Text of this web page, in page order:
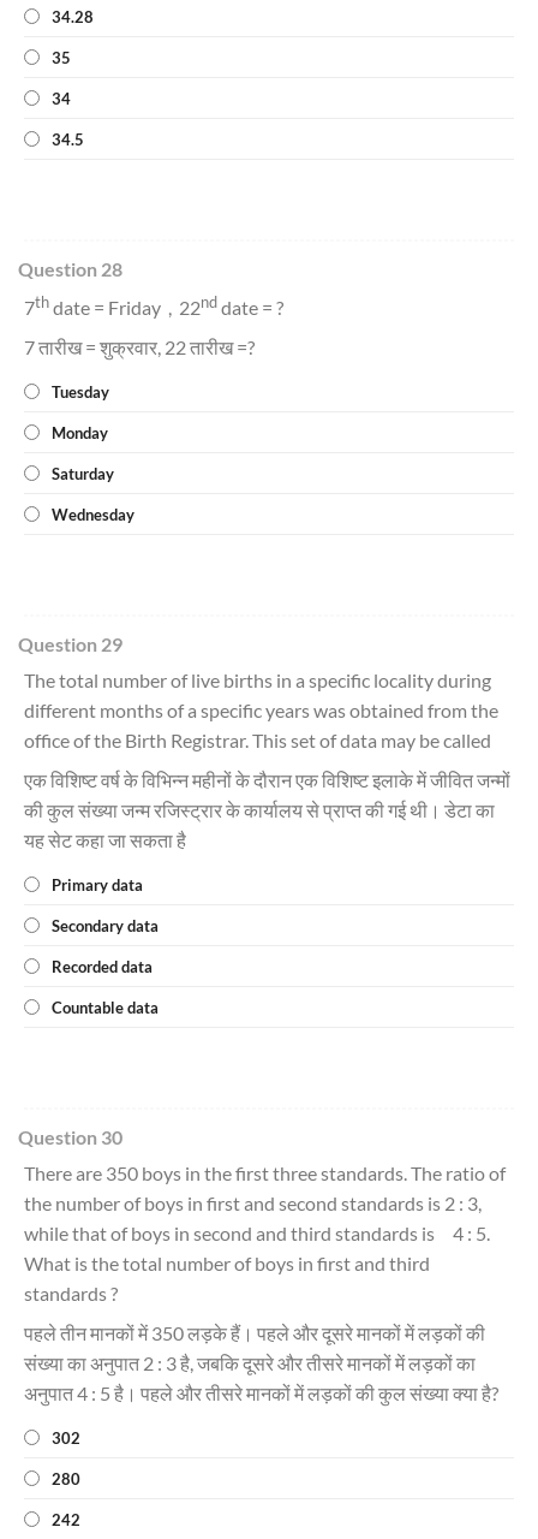
34.28
35
34
34.5
Question 28
7thdate = Friday , 22nddate = ?
7 तारीख = शुक्रवार, 22 तारीख =?
Tuesday
Monday
Saturday
Wednesday
Question 29
The total number of live births in a specific locality during
different months of a specific years was obtained from the
office of the Birth Registrar. This set of data may be called
एक विशिष्ट वर्ष के विभिन्न महीनों के दौरान एक विशिष्ट इलाके में जीवित जन्मों
की कुल संख्या जन्म रजिस्ट्रार के कार्यालय से प्राप्त की गई थी। डेटा का
यह सेट कहा जा सकता है
Primary data
Secondary data
Recorded data
Countable data
Question 30
There are 350 boys in the first three standards. The ratio of
the number of boys in first and second standards is 2 : 3,
while that of boys in second and third standards is 4 : 5.
What is the total number of boys in first and third
standards ?
पहले तीन मानकों में 350 लड़के हैं। पहले और दूसरे मानकों में लड़कों की
संख्या का अनुपात 2 : 3 है, जबकि दूसरे और तीसरे मानकों में लड़कों का
अनुपात 4 : 5 है। पहले और तीसरे मानकों में लड़कों की कुल संख्या क्या है?
302
280
242